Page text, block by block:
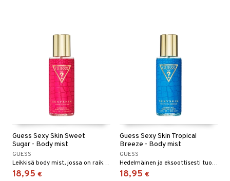
Guess Sexy Skin Sweet
Sugar - Body mist
GUESS
Leikkisä body mist, jossa on raikkaita, makeita sävyjä Guessilta.
18,95 €
Guess Sexy Skin Tropical
Breeze - Body mist
GUESS
Hedelmäinen ja eksoottisesti tuoksuva vartalosuihke Guessiltä.
18,95 €